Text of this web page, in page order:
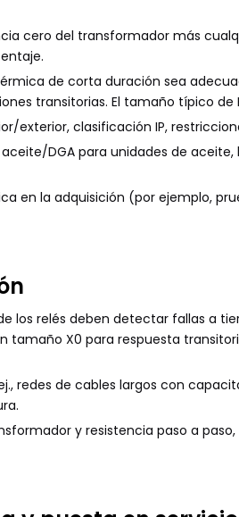
cero del transformador más
de corta duración sea
transitorias. El tamaño típico de
exterior, clasificación IP,
aceite/DGA para unidades de
en la adquisición (por ejemplo,
los relés deben detectar fallas a
X0 para respuesta
redes de cables largos con
y resistencia paso a